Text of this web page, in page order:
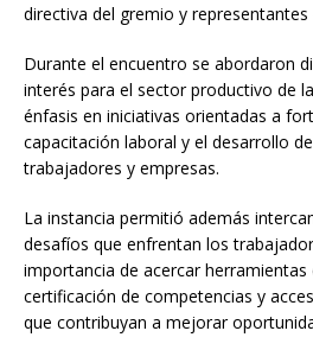
directiva del gremio y representantes
Durante el encuentro se abordaron
interés para el sector productivo de
énfasis en iniciativas orientadas a
capacitación laboral y el desarrollo
trabajadores y empresas.
La instancia permitió además
desafíos que enfrentan los
importancia de acercar herramientas
certificación de competencias y
que contribuyan a mejorar